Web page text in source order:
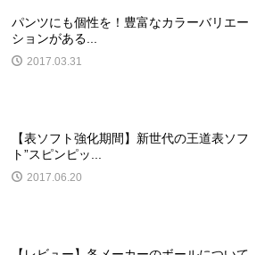
パンツにも個性を！豊富なカラーバリエー
ションがある...
2017.03.31
【表ソフト強化期間】新世代の王道表ソフ
ト”スピンピッ...
2017.06.20